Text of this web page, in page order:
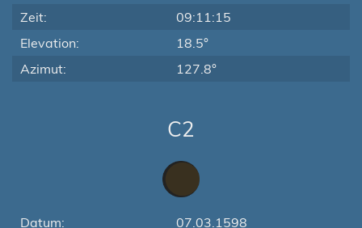
Zeit:
09:11:15
Elevation:
18.5°
Azimut:
127.8°
C2
Datum: 07.03.1598